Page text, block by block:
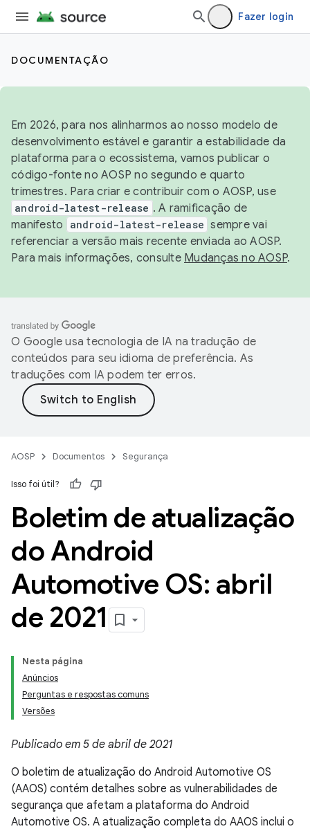
Fazer login
DOCUMENTAÇÃO
Em 2026, para nos alinharmos ao nosso modelo de
desenvolvimento estável e garantir a estabilidade da
plataforma para o ecossistema, vamos publicar o
código-fonte no AOSP no segundo e quarto
trimestres. Para criar e contribuir com o AOSP, use
android-latest-release . A ramificação de
manifesto
android-latest-release sempre vai
referenciar a versão mais recente enviada ao AOSP.
Para mais informações, consulte Mudanças no AOSP.
O Google usa tecnologia de IA na tradução de
conteúdos para seu idioma de preferência. As
traduções com IA podem ter erros.
AOSP Documentos Segurança
Isso foi útil?
Boletim de atualização
do Android
Automotive OS: abril
de 2021
Nesta página
Anúncios
Perguntas e respostas comuns
Versões
Publicado em 5 de abril de 2021
O boletim de atualização do Android Automotive OS
(AAOS) contém detalhes sobre as vulnerabilidades de
segurança que afetam a plataforma do Android
Automotive OS. A atualização completa do AAOS inclui o